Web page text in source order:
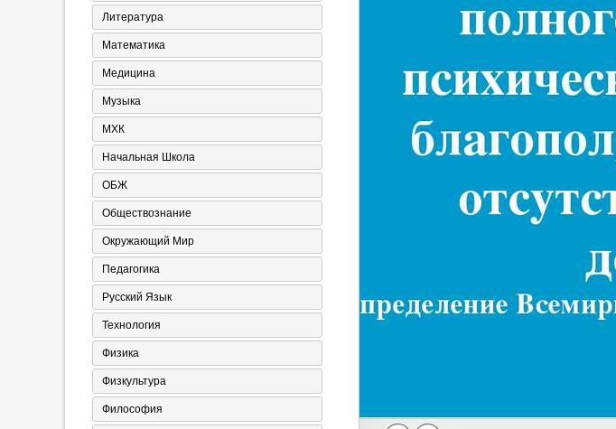
Литература
Математика
Медицина
Музыка
МХК
Начальная Школа
ОБЖ
Обществознание
Окружающий Мир
Педагогика
Русский Язык
Технология
Физика
Физкультура
Философия